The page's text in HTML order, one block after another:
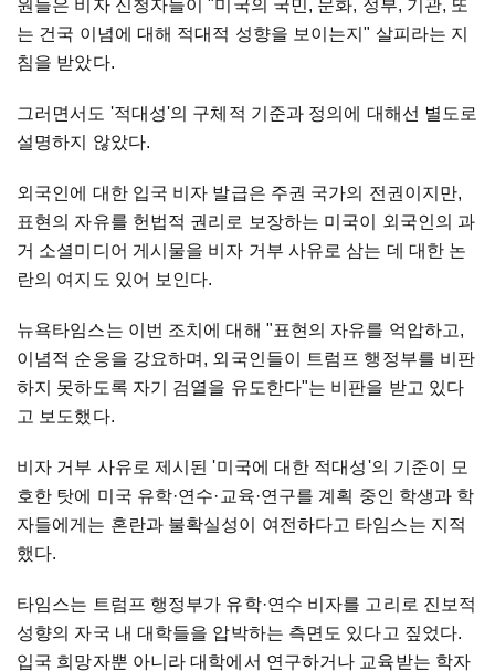
원들은 비자 신청자들이 "미국의 국민, 문화, 정부, 기관, 또
는 건국 이념에 대해 적대적 성향을 보이는지" 살피라는 지
침을 받았다.
그러면서도 '적대성'의 구체적 기준과 정의에 대해선 별도로
설명하지 않았다.
외국인에 대한 입국 비자 발급은 주권 국가의 전권이지만,
표현의 자유를 헌법적 권리로 보장하는 미국이 외국인의 과
거 소셜미디어 게시물을 비자 거부 사유로 삼는 데 대한 논
란의 여지도 있어 보인다.
뉴욕타임스는 이번 조치에 대해 "표현의 자유를 억압하고,
이념적 순응을 강요하며, 외국인들이 트럼프 행정부를 비판
하지 못하도록 자기 검열을 유도한다"는 비판을 받고 있다
고 보도했다.
비자 거부 사유로 제시된 '미국에 대한 적대성'의 기준이 모
호한 탓에 미국 유학·연수·교육·연구를 계획 중인 학생과 학
자들에게는 혼란과 불확실성이 여전하다고 타임스는 지적
했다.
타임스는 트럼프 행정부가 유학·연수 비자를 고리로 진보적
성향의 자국 내 대학들을 압박하는 측면도 있다고 짚었다.
입국 희망자뿐 아니라 대학에서 연구하거나 교육받는 학자